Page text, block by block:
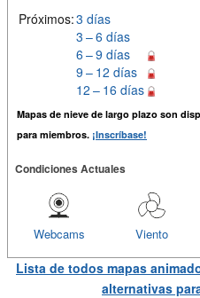
Próximos:3 días
3 – 6 días
6 – 9 días
9 – 12 días
12 – 16 días
Mapas de nieve de largo plazo son
para miembros. ¡Inscríbase!
Condiciones Actuales
Viento
Webcams
Lista de todos mapas
alternativas